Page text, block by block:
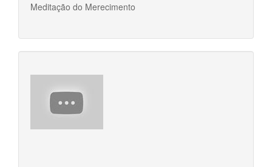
Meditação do Merecimento